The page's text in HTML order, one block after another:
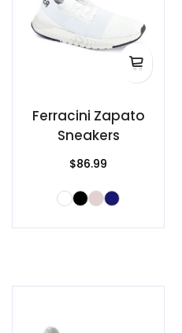
Ferracini Zapato
Sneakers
$86.99